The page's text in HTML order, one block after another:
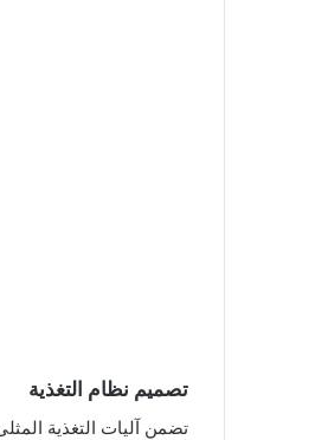
تصميم نظام التغذية
تضمن آليات التغذية